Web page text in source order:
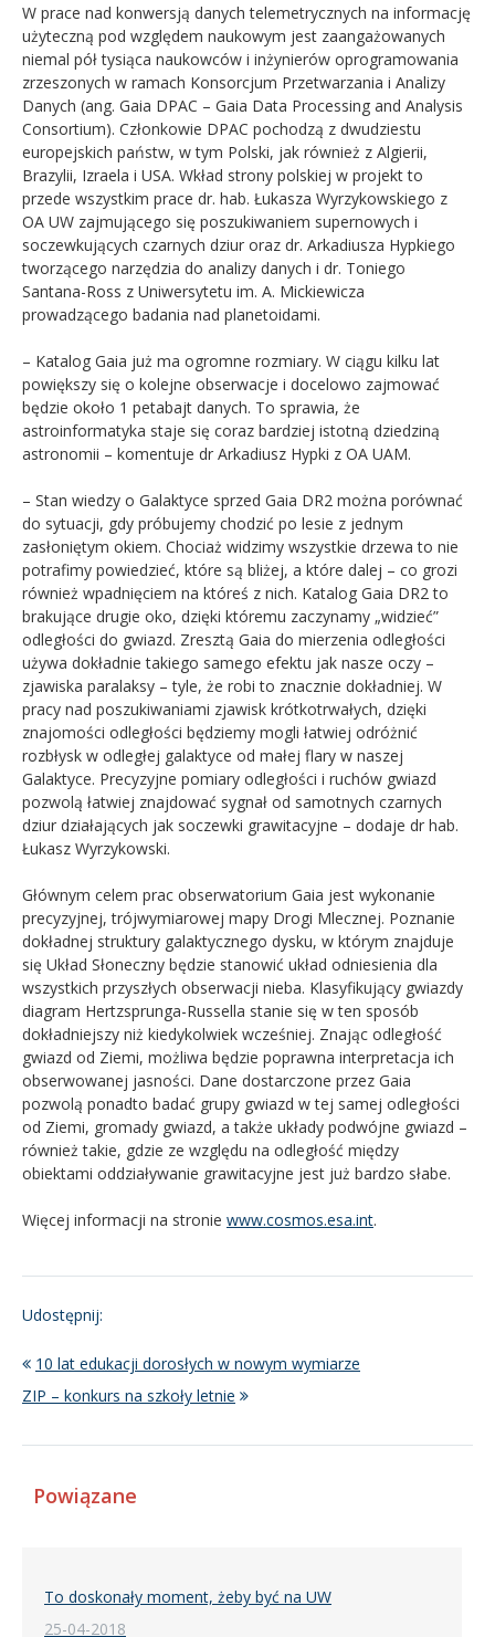
W prace nad konwersją danych telemetrycznych na informację
użyteczną pod względem naukowym jest zaangażowanych
niemal pół tysiąca naukowców i inżynierów oprogramowania
zrzeszonych w ramach Konsorcjum Przetwarzania i Analizy
Danych (ang. Gaia DPAC – Gaia Data Processing and Analysis
Consortium). Członkowie DPAC pochodzą z dwudziestu
europejskich państw, w tym Polski, jak również z Algierii,
Brazylii, Izraela i USA. Wkład strony polskiej w projekt to
przede wszystkim prace dr. hab. Łukasza Wyrzykowskiego z
OA UW zajmującego się poszukiwaniem supernowych i
soczewkujących czarnych dziur oraz dr. Arkadiusza Hypkiego
tworzącego narzędzia do analizy danych i dr. Toniego
Santana-Ross z Uniwersytetu im. A. Mickiewicza
prowadzącego badania nad planetoidami.
– Katalog Gaia już ma ogromne rozmiary. W ciągu kilku lat
powiększy się o kolejne obserwacje i docelowo zajmować
będzie około 1 petabajt danych. To sprawia, że
astroinformatyka staje się coraz bardziej istotną dziedziną
astronomii – komentuje dr Arkadiusz Hypki z OA UAM.
– Stan wiedzy o Galaktyce sprzed Gaia DR2 można porównać
do sytuacji, gdy próbujemy chodzić po lesie z jednym
zasłoniętym okiem. Chociaż widzimy wszystkie drzewa to nie
potrafimy powiedzieć, które są bliżej, a które dalej – co grozi
również wpadnięciem na któreś z nich. Katalog Gaia DR2 to
brakujące drugie oko, dzięki któremu zaczynamy „widzieć”
odległości do gwiazd. Zresztą Gaia do mierzenia odległości
używa dokładnie takiego samego efektu jak nasze oczy –
zjawiska paralaksy – tyle, że robi to znacznie dokładniej. W
pracy nad poszukiwaniami zjawisk krótkotrwałych, dzięki
znajomości odległości będziemy mogli łatwiej odróżnić
rozbłysk w odległej galaktyce od małej flary w naszej
Galaktyce. Precyzyjne pomiary odległości i ruchów gwiazd
pozwolą łatwiej znajdować sygnał od samotnych czarnych
dziur działających jak soczewki grawitacyjne – dodaje dr hab.
Łukasz Wyrzykowski.
Głównym celem prac obserwatorium Gaia jest wykonanie
precyzyjnej, trójwymiarowej mapy Drogi Mlecznej. Poznanie
dokładnej struktury galaktycznego dysku, w którym znajduje
się Układ Słoneczny będzie stanowić układ odniesienia dla
wszystkich przyszłych obserwacji nieba. Klasyfikujący gwiazdy
diagram Hertzsprunga-Russella stanie się w ten sposób
dokładniejszy niż kiedykolwiek wcześniej. Znając odległość
gwiazd od Ziemi, możliwa będzie poprawna interpretacja ich
obserwowanej jasności. Dane dostarczone przez Gaia
pozwolą ponadto badać grupy gwiazd w tej samej odległości
od Ziemi, gromady gwiazd, a także układy podwójne gwiazd –
również takie, gdzie ze względu na odległość między
obiektami oddziaływanie grawitacyjne jest już bardzo słabe.
Więcej informacji na stronie www.cosmos.esa.int.
Udostępnij:
10 lat edukacji dorosłych w nowym wymiarze
ZIP – konkurs na szkoły letnie
Powiązane
To doskonały moment, żeby być na UW
25-04-2018